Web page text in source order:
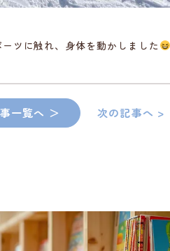
ツに触れ、身体を動かしました
一覧へ ＞ 次の記事へ >